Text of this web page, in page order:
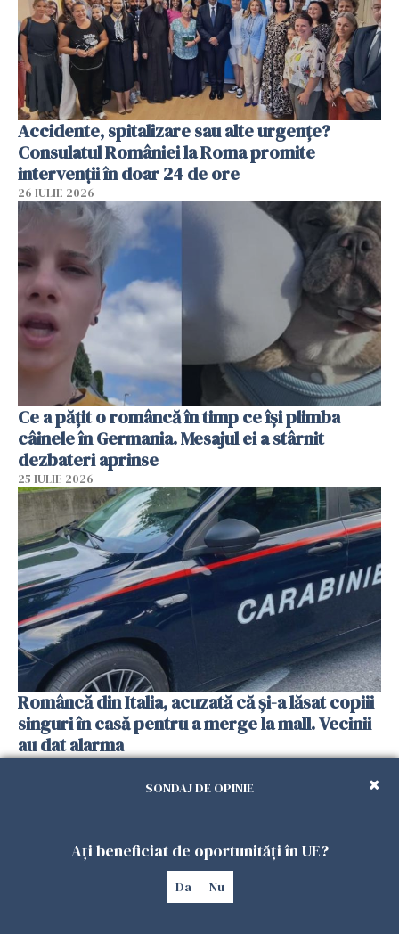
Accidente, spitalizare sau alte urgențe?
Consulatul României la Roma promite
intervenții în doar 24 de ore
26 IULIE 2026
Ce a pățit o româncă în timp ce își plimba
câinele în Germania. Mesajul ei a stârnit
dezbateri aprinse
25 IULIE 2026
Româncă din Italia, acuzată că și-a lăsat copiii
singuri în casă pentru a merge la mall. Vecinii
au dat alarma
SONDAJ DE OPINIE
Ați beneficiat de oportunități în UE?
Da Nu